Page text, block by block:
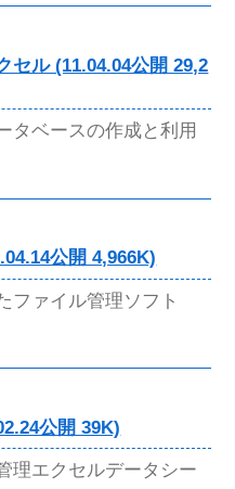
セル (11.04.04公開 29,2
タベースの作成と利用
公開 4,966K)
ファイル管理ソフト
公開 39K)
理エクセルデータシー